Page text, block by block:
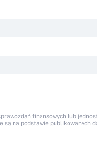
finansowych lub
są na podstawie publikowanych